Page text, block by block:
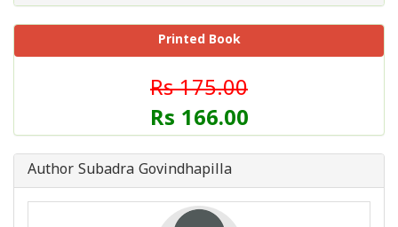
Printed Book
Rs 175.00
Rs 166.00
Author Subadra Govindhapilla